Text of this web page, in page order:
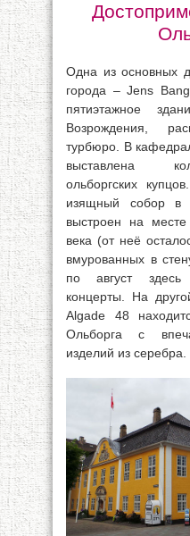
Одна из основных
города – Jens
пятиэтажное
Возрождения,
турбюро. В
выставлена
ольборгских
изящный собор в
выстроен на
века (от неё
вмурованных в
по август здесь
концерты. На
Algade 48
Ольборга с
изделий из серебра.